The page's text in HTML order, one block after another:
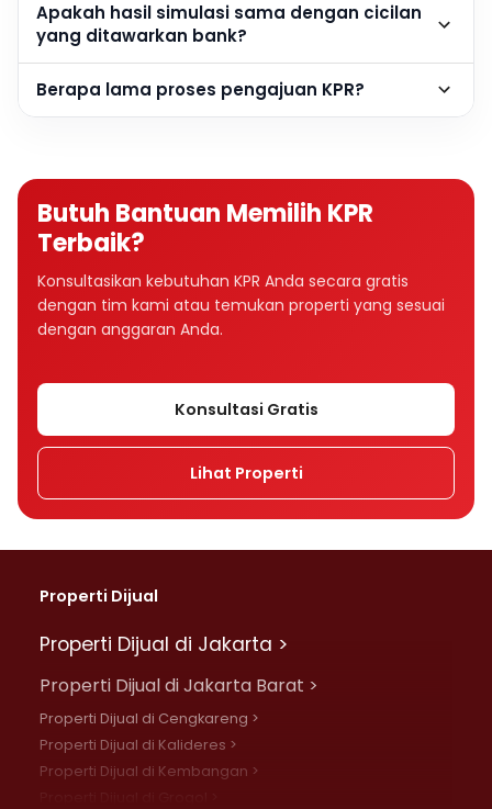
Apakah hasil simulasi sama dengan cicilan
yang ditawarkan bank?
Berapa lama proses pengajuan KPR?
Butuh Bantuan Memilih KPR
Terbaik?
Konsultasikan kebutuhan KPR Anda secara gratis
dengan tim kami atau temukan properti yang sesuai
dengan anggaran Anda.
Konsultasi Gratis
Lihat Properti
Properti Dijual
Properti Dijual di Jakarta >
Properti Dijual di Jakarta Barat >
Properti Dijual di Cengkareng >
Properti Dijual di Kalideres >
Properti Dijual di Kembangan >